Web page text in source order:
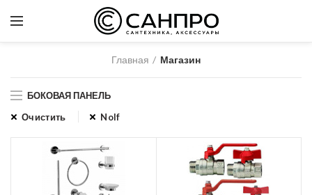
Главная Магазин
БОКОВАЯ ПАНЕЛЬ
Очистить
Nolf